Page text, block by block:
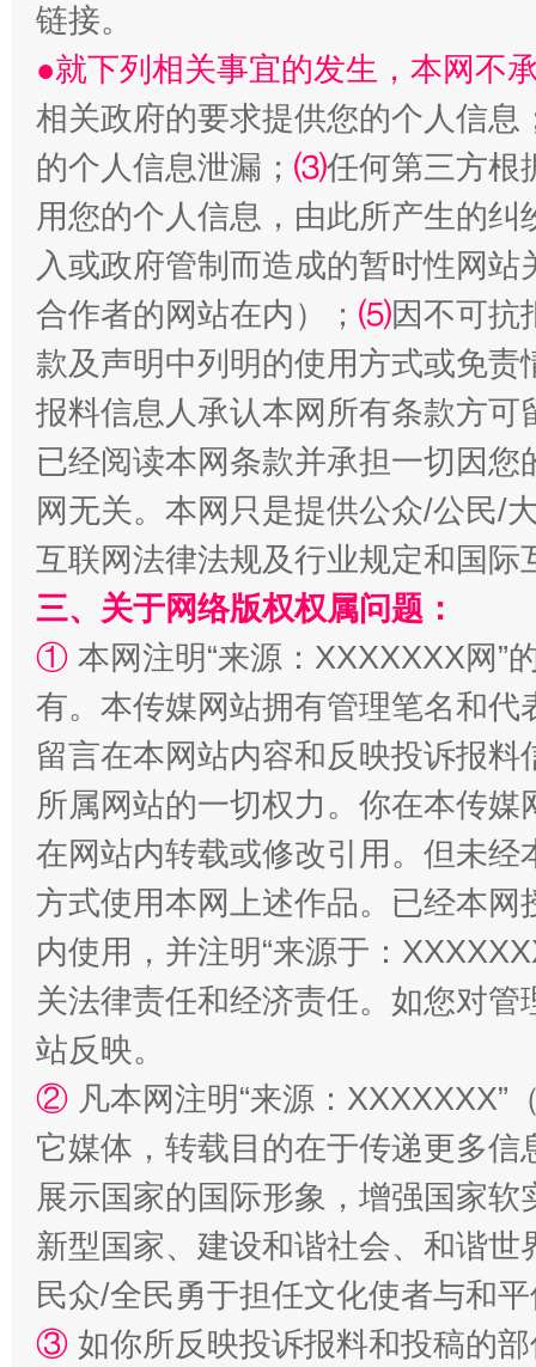
全民健身五年计划来了！等你上场
阿坝州三大球赛在茂县开幕
国家大学科技园优化重塑工作
扯下公款旅游的“隐身衣” 如何以
链接。
●就下列相关事宜的发生，本网不
相关政府的要求提供您的个人信息
的个人信息泄漏； ⑶任何第三方根
用您的个人信息，由此所产生的纠
入或政府管制而造成的暂时性网
合作者的网站在内）； ⑸因不可抗
款及声明中列明的使用方式或免责
报料信息人承认本网所有条款方
已经阅读本网条款并承担一切因
网无关。本网只是提供公众/公民/
互联网法律法规及行业规定和国
三、关于网络版权权属问题：
① 本网注明“来源：XXXXXXX网”
有。本传媒网站拥有管理笔名和
留言在本网站内容和反映投诉报
所属网站的一切权力。你在本传
在网站内转载或修改引用。但未
方式使用本网上述作品。已经本
内使用，并注明“来源于：
关法律责任和经济责任。如您对
站反映。
② 凡本网注明“来源：
它媒体，转载目的在于传递更多
展示国家的国际形象，增强国家
新型国家、建设和谐社会、和谐
民众/全民勇于担任文化使者与和
③ 如你所反映投诉报料和投稿的